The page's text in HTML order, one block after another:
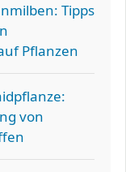
Tipps
Pflanzen
von